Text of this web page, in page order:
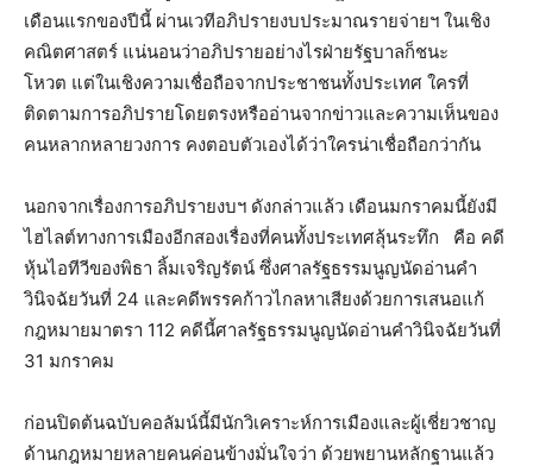
เดือนแรกของปีนี้ ผ่านเวทีอภิปรายงบประมาณรายจ่ายฯ ในเชิง
คณิตศาสตร์ แน่นอนว่าอภิปรายอย่างไรฝ่ายรัฐบาลก็ชนะ
โหวต แต่ในเชิงความเชื่อถือจากประชาชนทั้งประเทศ ใครที่
ติดตามการอภิปรายโดยตรงหรืออ่านจากข่าวและความเห็นของ
คนหลากหลายวงการ คงตอบตัวเองได้ว่าใครน่าเชื่อถือกว่ากัน
นอกจากเรื่องการอภิปรายงบฯ ดังกล่าวแล้ว เดือนมกราคมนี้ยังมี
ไฮไลต์ทางการเมืองอีกสองเรื่องที่คนทั้งประเทศลุ้นระทึก คือ คดี
หุ้นไอทีวีของพิธา ลิ้มเจริญรัตน์ ซึ่งศาลรัฐธรรมนูญนัดอ่านคำ
วินิจฉัยวันที่ 24 และคดีพรรคก้าวไกลหาเสียงด้วยการเสนอแก้
กฎหมายมาตรา 112 คดีนี้ศาลรัฐธรรมนูญนัดอ่านคำวินิจฉัยวันที่
31 มกราคม
ก่อนปิดต้นฉบับคอลัมน์นี้มีนักวิเคราะห์การเมืองและผู้เชี่ยวชาญ
ด้านกฎหมายหลายคนค่อนข้างมั่นใจว่า ด้วยพยานหลักฐานแล้ว